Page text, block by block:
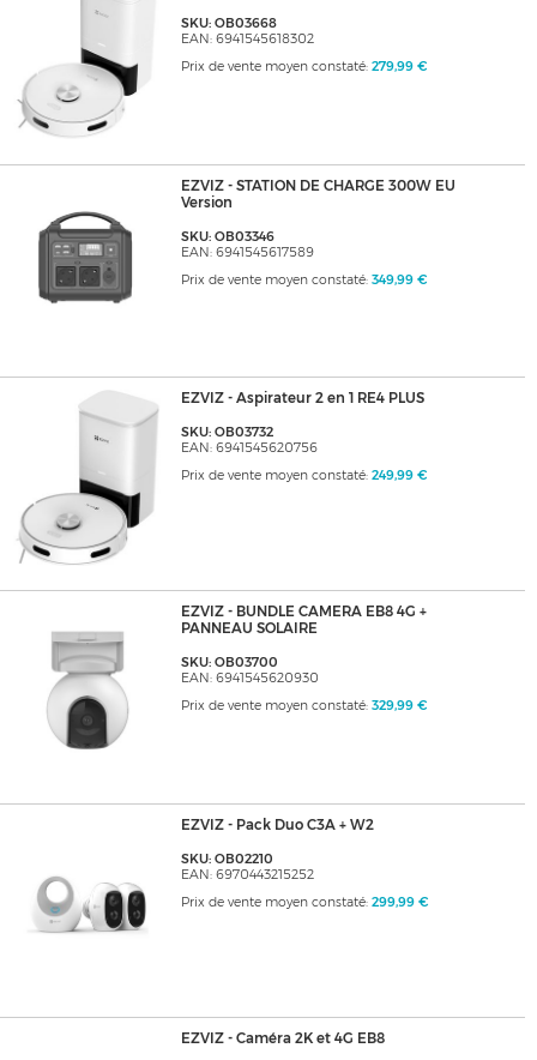
SKU: OB03668
EAN: 6941545618302
Prix de vente moyen constaté: 279,99 €
EZVIZ - STATION DE CHARGE 300W EU
Version
SKU: OB03346
EAN: 6941545617589
Prix de vente moyen constaté: 349,99 €
EZVIZ - Aspirateur 2 en 1 RE4 PLUS
SKU: OB03732
EAN: 6941545620756
Prix de vente moyen constaté: 249,99 €
EZVIZ - BUNDLE CAMERA EB8 4G +
PANNEAU SOLAIRE
SKU: OB03700
EAN: 6941545620930
Prix de vente moyen constaté: 329,99 €
EZVIZ - Pack Duo C3A + W2
SKU: OB02210
EAN: 6970443215252
Prix de vente moyen constaté: 299,99 €
EZVIZ - Caméra 2K et 4G EB8